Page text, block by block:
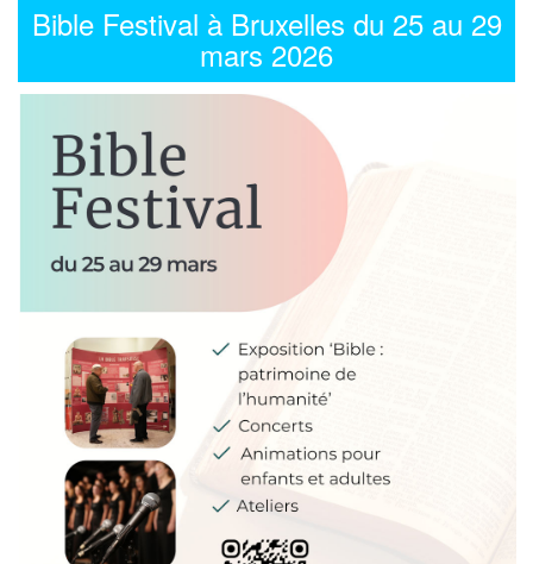
Bible Festival à Bruxelles du 25 au 29
mars 2026